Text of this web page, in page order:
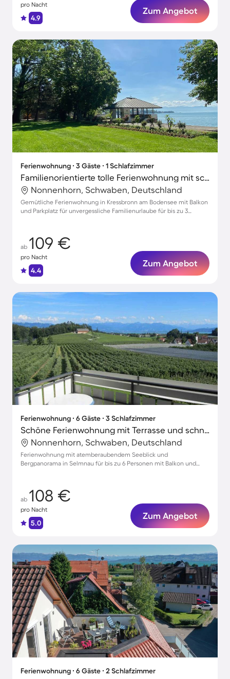
pro Nacht
4.9
Zum Angebot
Ferienwohnung ∙ 3 Gäste ∙ 1 Schlafzimmer
Familienorientierte tolle Ferienwohnung mit schnellem Internet | Naturblick | Strand in der Nähe
Nonnenhorn, Schwaben, Deutschland
Gemütliche Ferienwohnung in Kressbronn am Bodensee mit Balkon
und Parkplatz für unvergessliche Familienurlaube für bis zu 3
ab 109 €
pro Nacht
4.4
Zum Angebot
Ferienwohnung ∙ 6 Gäste ∙ 3 Schlafzimmer
Schöne Ferienwohnung mit Terrasse und schnellem Internet | Gartenblick
Nonnenhorn, Schwaben, Deutschland
Ferienwohnung mit atemberaubendem Seeblick und
Bergpanorama in Selmnau für bis zu 6 Personen mit Balkon und
ab 108 €
pro Nacht
5.0
Zum Angebot
Ferienwohnung ∙ 6 Gäste ∙ 2 Schlafzimmer